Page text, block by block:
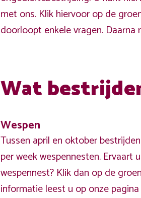
met ons. Klik hiervoor op de
doorloopt enkele vragen.
Wat
Wespen
Tussen april en oktober
per week wespennesten. Ervaart
wespennest? Klik dan op de
informatie leest u op onze